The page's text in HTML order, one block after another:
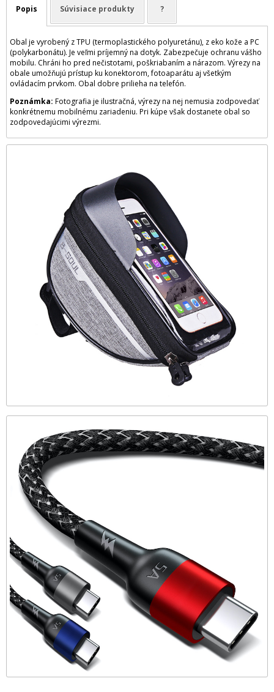
Popis Súvisiace produkty ?
Obal je vyrobený z TPU (termoplastického polyuretánu), z eko kože a PC
(polykarbonátu). Je veľmi príjemný na dotyk. Zabezpečuje ochranu vášho
mobilu. Chráni ho pred nečistotami, poškriabaním a nárazom. Výrezy na
obale umožňujú prístup ku konektorom, fotoaparátu aj všetkým
ovládacím prvkom. Obal dobre prilieha na telefón.
Poznámka: Fotografia je ilustračná, výrezy na nej nemusia zodpovedať
konkrétnemu mobilnému zariadeniu. Pri kúpe však dostanete obal so
zodpovedajúcimi výrezmi.